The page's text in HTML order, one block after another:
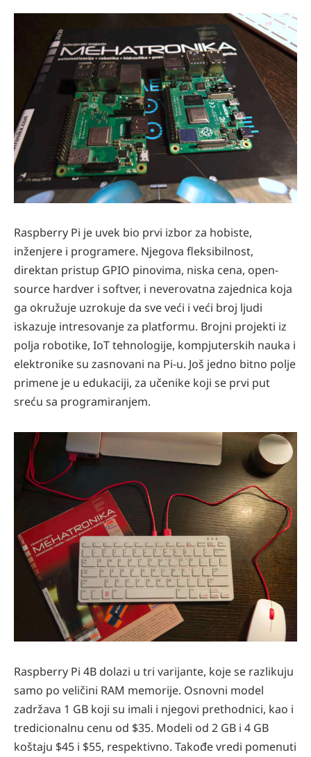
Raspberry Pi je uvek bio prvi izbor za hobiste,
inženjere i programere. Njegova fleksibilnost,
direktan pristup GPIO pinovima, niska cena, open-
source hardver i softver, i neverovatna zajednica koja
ga okružuje uzrokuje da sve veći i veći broj ljudi
iskazuje intresovanje za platformu. Brojni projekti iz
polja robotike, IoT tehnologije, kompjuterskih nauka i
elektronike su zasnovani na Pi-u. Još jedno bitno polje
primene je u edukaciji, za učenike koji se prvi put
sreću sa programiranjem.
Raspberry Pi 4B dolazi u tri varijante, koje se razlikuju
samo po veličini RAM memorije. Osnovni model
zadržava 1 GB koji su imali i njegovi prethodnici, kao i
tredicionalnu cenu od $35. Modeli od 2 GB i 4 GB
koštaju $45 i $55, respektivno. Takođe vredi pomenuti